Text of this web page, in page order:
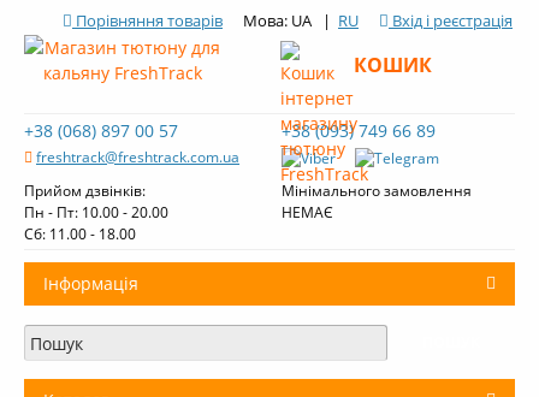
Порівняння товарів Мова: UA | RU Вхід і реєстрація
+38 (068) 897 00 57
freshtrack@freshtrack.com.ua
+38 (093) 749 66 89
Прийом дзвінків:
Пн - Пт: 10.00 - 20.00
Cб: 11.00 - 18.00
Мінімального замовлення
НЕМАЄ
КОШИК
Інформація
Про нас
Доставка і оплата